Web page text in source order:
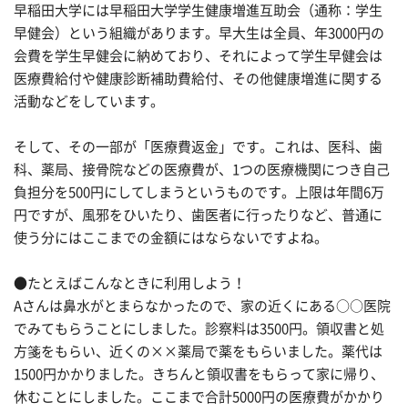
早稲田大学には早稲田大学学生健康増進互助会（通称：学生
早健会）という組織があります。早大生は全員、年3000円の
会費を学生早健会に納めており、それによって学生早健会は
医療費給付や健康診断補助費給付、その他健康増進に関する
活動などをしています。
そして、その一部が「医療費返金」です。これは、医科、歯
科、薬局、接骨院などの医療費が、1つの医療機関につき自己
負担分を500円にしてしまうというものです。上限は年間6万
円ですが、風邪をひいたり、歯医者に行ったりなど、普通に
使う分にはここまでの金額にはならないですよね。
●たとえばこんなときに利用しよう！
Aさんは鼻水がとまらなかったので、家の近くにある○○医院
でみてもらうことにしました。診察料は3500円。領収書と処
方箋をもらい、近くの××薬局で薬をもらいました。薬代は
1500円かかりました。きちんと領収書をもらって家に帰り、
休むことにしました。ここまで合計5000円の医療費がかかり